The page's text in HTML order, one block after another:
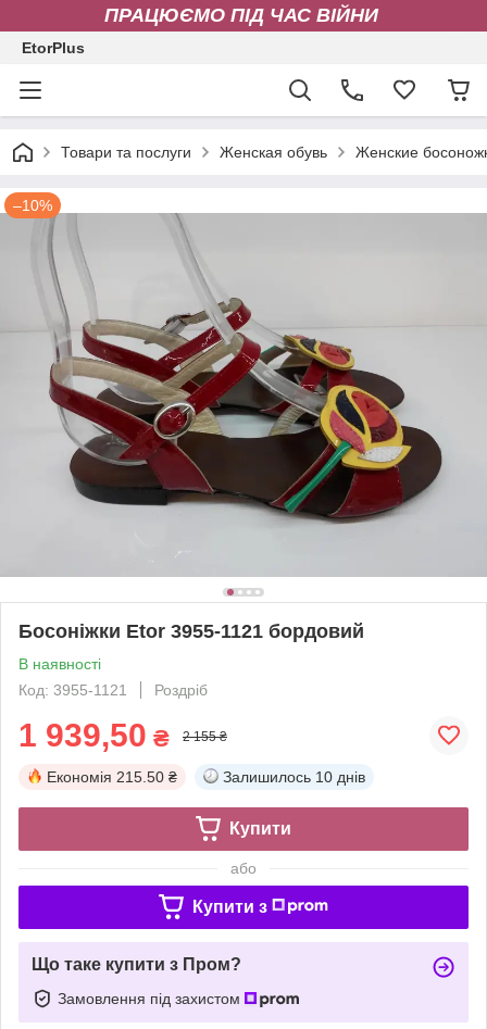
ПРАЦЮЄМО ПІД ЧАС ВІЙНИ
EtorPlus
Товари та послуги Женская обувь Женские
–10%
Босоніжки Etor 3955-1121 бордовий
В наявності
Код: 3955-1121
Роздріб
1 939,50 ₴ 2 155 ₴
Економія 215.50 ₴ Залишилось 10 днів
Купити
або
Купити з
Що таке купити з Пром?
Замовлення під захистом